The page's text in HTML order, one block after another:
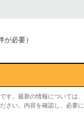
必要）
。最新の情報については
い。内容を確認し、必要